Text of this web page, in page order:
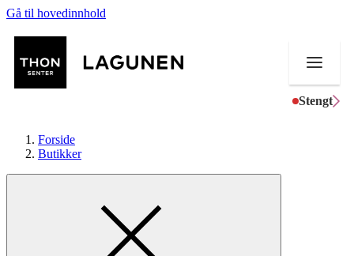
Gå til hovedinnhold
Stengt
Mat og drikke
Forside
Butikker